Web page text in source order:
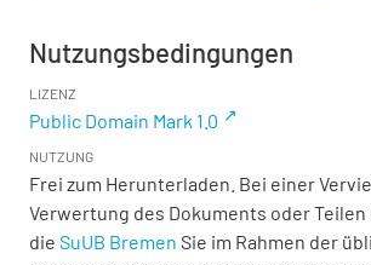
Nutzungsbedingungen
LIZENZ
Public Domain Mark 1.0
NUTZUNG
Frei zum Herunterladen. Bei einer
Verwertung des Dokuments oder
die SuUB Bremen Sie im Rahmen der